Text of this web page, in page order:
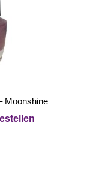
Moonshine